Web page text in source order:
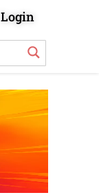
Login